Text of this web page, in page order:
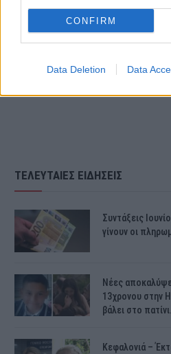
CONFIRM
Data Deletion Data
Πηγή:tlife.gr
ΤΕΛΕΥΤΑΙΕΣ ΕΙΔΗΣΕΙΣ
Συντάξεις
γίνουν οι
Νέες
13χρονου στην
βάλει στο πατίνι…
Κεφαλονιά –